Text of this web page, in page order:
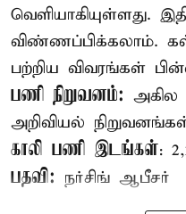
வெளியாகியுள்ளது.
விண்ணப்பிக்கலாம்.
பற்றிய விவரங்கள்
பணி நிறுவனம்: அகில
அறிவியல்
காலி பணி இடங்கள்:
பதவி: நர்சிங் ஆபீசர்